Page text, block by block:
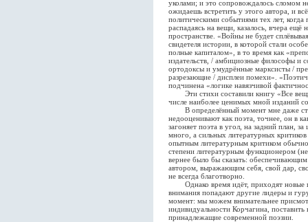
уколами; и это сопровождалось сломом
ожидаешь встретить у этого автора, и
политическими событиями тех лет,
распадаясь на вещи, казалось, вчера
пространстве. «Войны не будет
свидетеля истории, в которой стали
полные капиталом», в то время как
издательств, / амбициозные философы и
ортодоксы и умудрённые марксисты /
разрезающие / дисплеи помехи».
подчинена «логике навязчивой
Эти стихи составили книгу «Все
числе наиболее ценимых мной изданий
В определённый момент мне даже
недооценивают как поэта, точнее, он в
загоняет поэта в угол, на задний план,
много, а сильных литературных
опытным литературным критиком обычно
степени литературным функционером
вернее было бы сказать:
автором, выражающим себя, свой дар,
не всегда благотворно.
Однако время идёт, приходят новые
внимания попадают другие лидеры и
момент: мы можем внимательнее
индивидуальности Корчагина, поставить
принадлежащие современной поэзии.